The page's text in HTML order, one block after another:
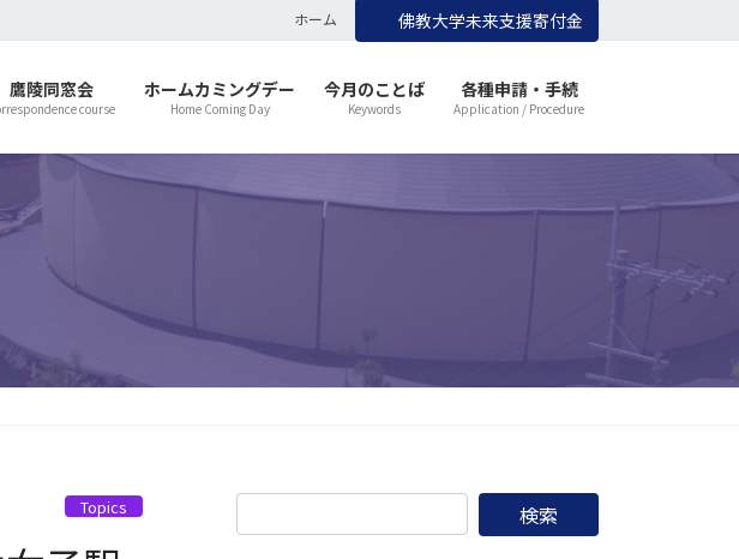
ホーム 佛教大学未来支援寄付金
鷹陵同窓会
course
ホームカミングデー
Home Coming Day
今月のことば
Keywords
各種申請・手続
Application / Procedure
Topics